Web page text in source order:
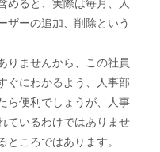
ザーの追加、削除という
りませんから、この社員
ぐにわかるよう、人事部
ら便利でしょうが、人事
ているわけではありませ
ころではあります。